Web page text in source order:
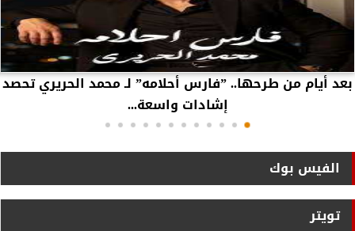
بعد أيام من طرحها.. ”فارس أحلامه” لـ محمد الحريري تحصد
إشادات واسعة...
الفيس بوك
تويتر